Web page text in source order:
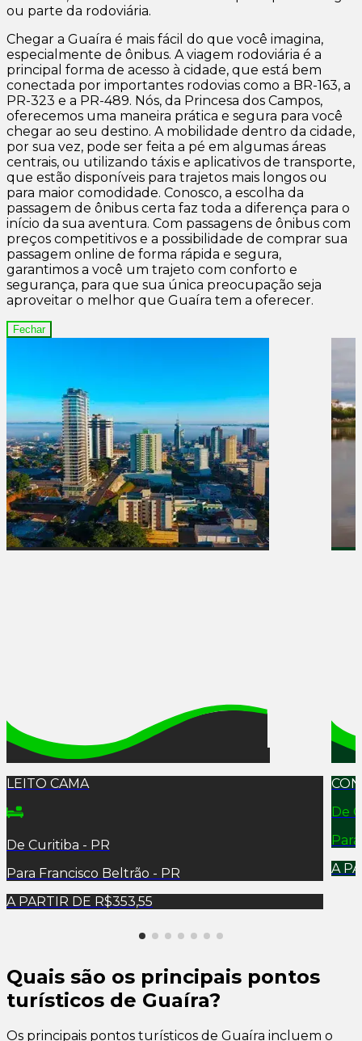
ou parte da rodoviária.
Chegar a Guaíra é mais fácil do que você imagina,
especialmente de ônibus. A viagem rodoviária é a
principal forma de acesso à cidade, que está bem
conectada por importantes rodovias como a BR-163, a
PR-323 e a PR-489. Nós, da Princesa dos Campos,
oferecemos uma maneira prática e segura para você
chegar ao seu destino. A mobilidade dentro da cidade,
por sua vez, pode ser feita a pé em algumas áreas
centrais, ou utilizando táxis e aplicativos de transporte,
que estão disponíveis para trajetos mais longos ou
para maior comodidade. Conosco, a escolha da
passagem de ônibus certa faz toda a diferença para o
início da sua aventura. Com passagens de ônibus com
preços competitivos e a possibilidade de comprar sua
passagem online de forma rápida e segura,
garantimos a você um trajeto com conforto e
segurança, para que sua única preocupação seja
aproveitar o melhor que Guaíra tem a oferecer.
Fechar
LEITO CAMA
De Curitiba - PR
Para Francisco Beltrão - PR
A PARTIR DE R$353,55
De
A
Quais são os principais pontos
turísticos de Guaíra?
Os principais pontos turísticos de Guaíra incluem o